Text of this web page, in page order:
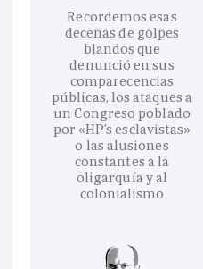
Recordemos esas
decenas de golpes
blandos que
denunció en sus
comparecencias
públicas, los ataques a
un Congreso poblado
por «HP’s esclavistas»
o las alusiones
constantes a la
oligarquía y al
colonialismo